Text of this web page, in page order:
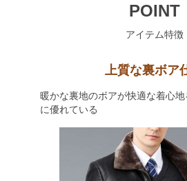
POINT
アイテム特徴
上質な裏ボア
暖かな裏地のボアが快適な着心
に優れている